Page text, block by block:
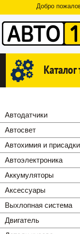
Добро
Автодатчики
Автосвет
Автохимия и присадки
Автоэлектроника
Аккумуляторы
Аксессуары
Выхлопная система
Двигатель